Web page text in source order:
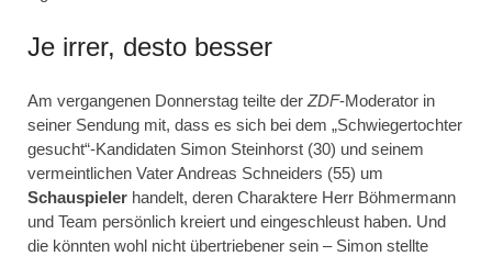
Je irrer, desto besser
Am vergangenen Donnerstag teilte der ZDF-Moderator in
seiner Sendung mit, dass es sich bei dem „Schwiegertochter
gesucht“-Kandidaten Simon Steinhorst (30) und seinem
vermeintlichen Vater Andreas Schneiders (55) um
Schauspieler handelt, deren Charaktere Herr Böhmermann
und Team persönlich kreiert und eingeschleust haben. Und
die könnten wohl nicht übertriebener sein – Simon stellte